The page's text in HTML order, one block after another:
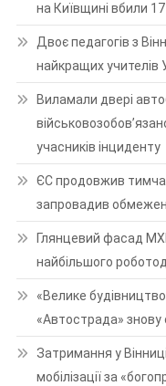
на Київщині вбили
Двоє педагогів з
найкращих учителів
Виламали двері
учасників інциденту
ЄС продовжив
запровадив
Глянцевий фасад
найбільшого
«Велике
«Автострада» знову
Затримання у
мобілізації за